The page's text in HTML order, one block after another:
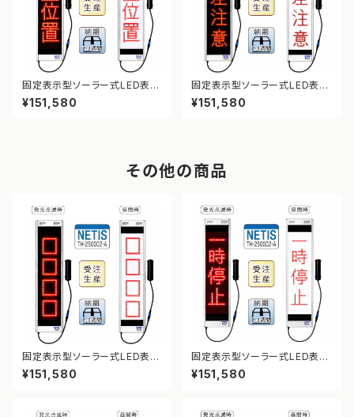
固定表示型ソーラー式LED表示
板 ドットサイン【停止位置】【NE
TIS登録】
¥151,580
固定表示型ソーラー式LED表示
板 ドットサイン【段差注意】【NE
TIS登録】
¥151,580
その他の商品
固定表示型ソーラー式LED表示
板 ドットサイン【4文字オーダー
対応】【NETIS登録】
¥151,580
固定表示型ソーラー式LED表示
板 ドットサイン【一時停止】【NE
TIS登録】
¥151,580